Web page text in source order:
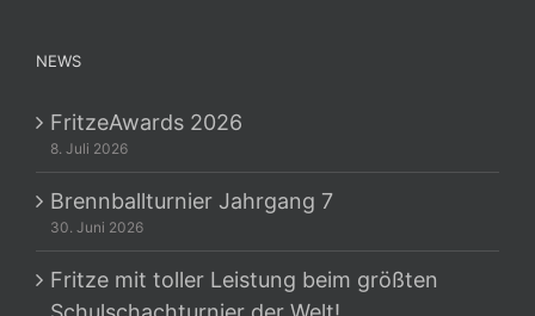
NEWS
FritzeAwards 2026
8. Juli 2026
Brennballturnier Jahrgang 7
30. Juni 2026
Fritze mit toller Leistung beim größten